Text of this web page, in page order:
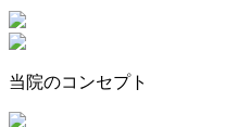
当院のコンセプト